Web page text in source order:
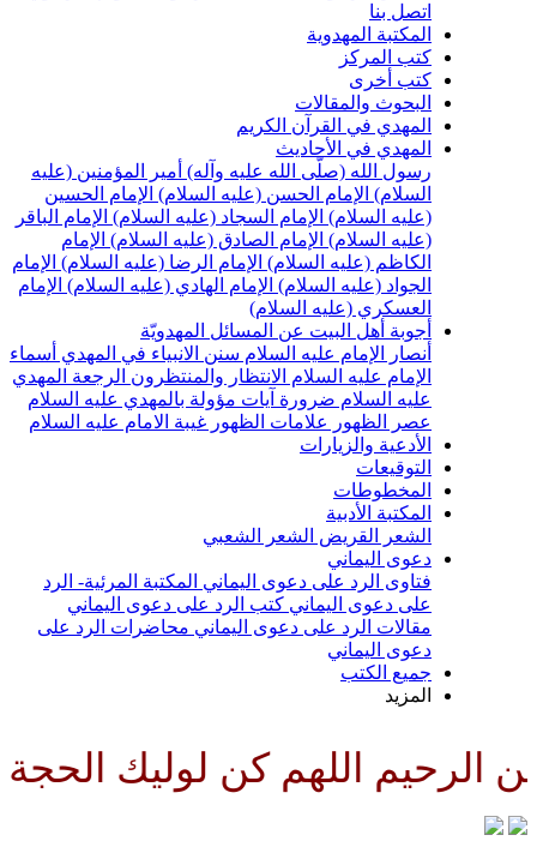
المهدوية
والمقالات
في القرآن الكريم
في الأحاديث
الله (صلّى الله عليه وآله) أمير المؤمنين (عليه
الإمام الحسن (عليه السلام) الإمام الحسين
الإمام السجاد (عليه السلام) الإمام الباقر
الإمام الصادق (عليه السلام) الإمام
(عليه السلام) الإمام الرضا (عليه السلام) الإمام
(عليه السلام) الإمام الهادي (عليه السلام) الإمام
(عليه السلام)
أهل البيت عن المسائل المهدويّة
الإمام عليه السلامسنن الانبياء في المهديأسماء
عليه السلامالانتظار والمنتظرونالرجعةالمهدي
السلام ضرورة آيات مؤولة بالمهدي عليه السلام
علامات الظهورغيبة الامام عليه السلام
والزيارات
الأدبية
الشعر الشعبي
اليماني
الرد على دعوى اليماني المكتبة المرئية- الرد
دعوى اليماني كتب الرد على دعوى اليماني
الرد على دعوى اليماني محاضرات الرد على
كن لوليك الحجة بن